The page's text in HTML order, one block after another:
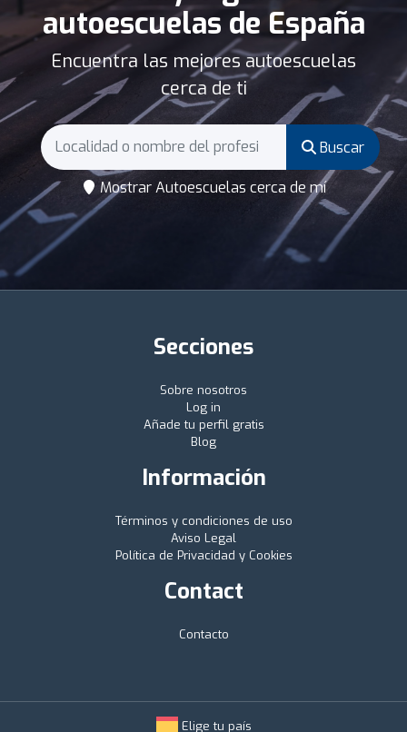
autoescuelas de España
Encuentra las mejores autoescuelas
cerca de ti
Buscar
Mostrar Autoescuelas cerca de mí
Secciones
Sobre nosotros
Log in
Añade tu perfil gratis
Blog
Información
Términos y condiciones de uso
Aviso Legal
Política de Privacidad y Cookies
Contact
Contacto
Elige tu país